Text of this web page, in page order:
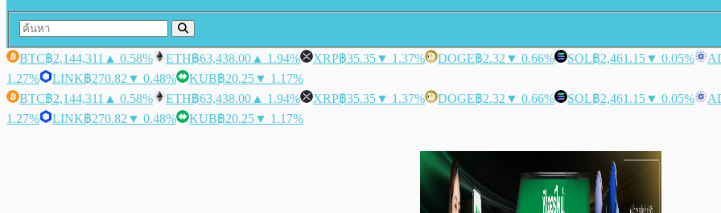
BTC฿2,144,311 ▲ 0.58% ETH฿63,438.00 ▲ 1.94% XRP฿35.35▼ 1.37% DOGE฿2.32 ▼ 0.66% SOL฿2,461.15▼ 0.05%
1.27%
LINK฿270.82 ▼ 0.48% KUB฿20.25▼ 1.17%
BTC฿2,144,311 ▲ 0.58% ETH฿63,438.00 ▲ 1.94% XRP฿35.35▼ 1.37% DOGE฿2.32 ▼ 0.66% SOL฿2,461.15▼ 0.05%
1.27%
LINK฿270.82 ▼ 0.48% KUB฿20.25▼ 1.17%